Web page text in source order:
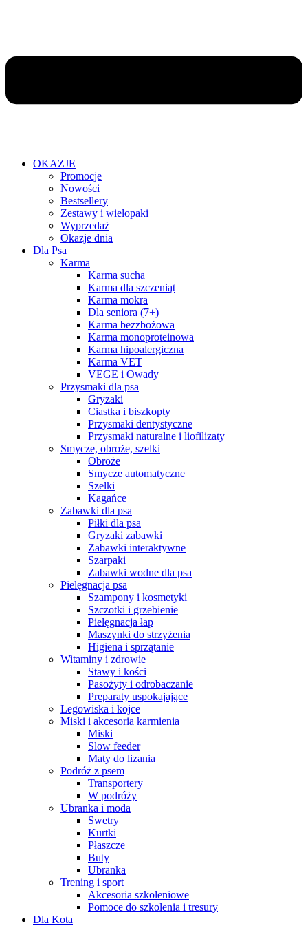
OKAZJE
Promocje
Nowości
Bestsellery
Zestawy i wielopaki
Wyprzedaż
Okazje dnia
Dla Psa
Karma
Karma sucha
Karma dla szczeniąt
Karma mokra
Dla seniora (7+)
Karma bezzbożowa
Karma monoproteinowa
Karma hipoalergiczna
Karma VET
VEGE i Owady
Przysmaki dla psa
Gryzaki
Ciastka i biszkopty
Przysmaki dentystyczne
Przysmaki naturalne i liofilizaty
Smycze, obroże, szelki
Obroże
Smycze automatyczne
Szelki
Kagańce
Zabawki dla psa
Piłki dla psa
Gryzaki zabawki
Zabawki interaktywne
Szarpaki
Zabawki wodne dla psa
Pielęgnacja psa
Szampony i kosmetyki
Szczotki i grzebienie
Pielęgnacja łap
Maszynki do strzyżenia
Higiena i sprzątanie
Witaminy i zdrowie
Stawy i kości
Pasożyty i odrobaczanie
Preparaty uspokajające
Legowiska i kojce
Miski i akcesoria karmienia
Miski
Slow feeder
Maty do lizania
Podróż z psem
Transportery
W podróży
Ubranka i moda
Swetry
Kurtki
Płaszcze
Buty
Ubranka
Trening i sport
Akcesoria szkoleniowe
Pomoce do szkolenia i tresury
Dla Kota